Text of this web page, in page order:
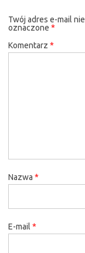
Twój adres e-mail
oznaczone *
Komentarz *
Nazwa *
E-mail *